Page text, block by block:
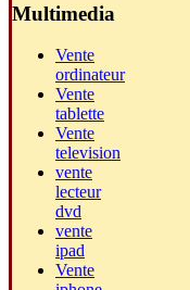
Multimedia
Vente
ordinateur
Vente
tablette
Vente
television
vente
lecteur
dvd
vente
ipad
Vente